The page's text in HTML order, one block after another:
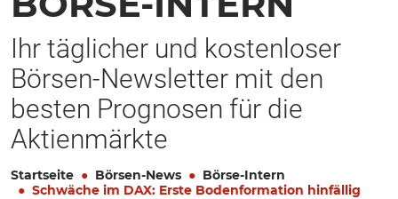
Ihr täglicher und kostenloser
Börsen-Newsletter mit den
besten Prognosen für die
Aktienmärkte
Startseite Börsen-News
Börse-Intern
Schwäche im DAX: Erste Bodenformation hinfällig